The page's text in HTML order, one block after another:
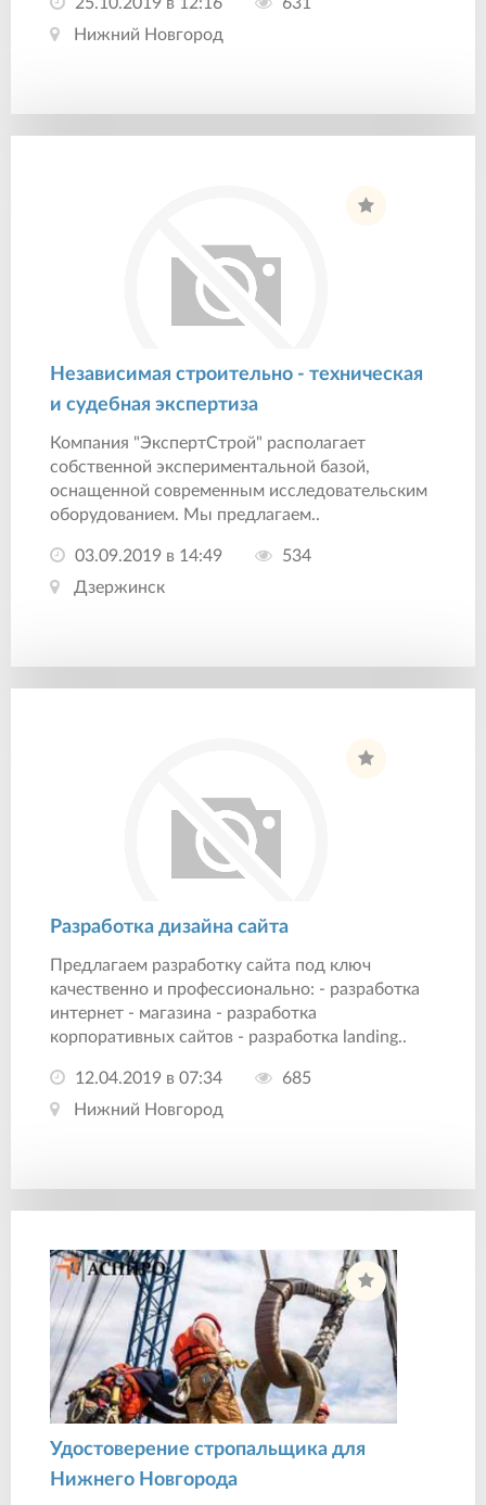
Нижний Новгород
Независимая строительно - техническая
и судебная экспертиза
Компания "ЭкспертСтрой" располагает
собственной экспериментальной базой,
оснащенной современным исследовательским
оборудованием. Мы предлагаем..
03.09.2019 в 14:49
534
Дзержинск
Разработка дизайна сайта
Предлагаем разработку сайта под ключ
качественно и профессионально: - разработка
интернет - магазина - разработка
корпоративных сайтов - разработка landing..
12.04.2019 в 07:34
685
Нижний Новгород
Удостоверение стропальщика для
Нижнего Новгорода